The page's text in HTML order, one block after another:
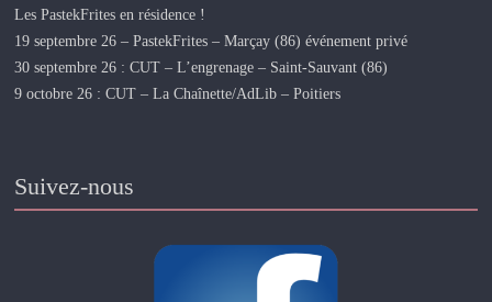
Les PastekFrites en résidence !
19 septembre 26 – PastekFrites – Marçay (86) événement privé
30 septembre 26 : CUT – L’engrenage – Saint-Sauvant (86)
9 octobre 26 : CUT – La Chaînette/AdLib – Poitiers
Suivez-nous